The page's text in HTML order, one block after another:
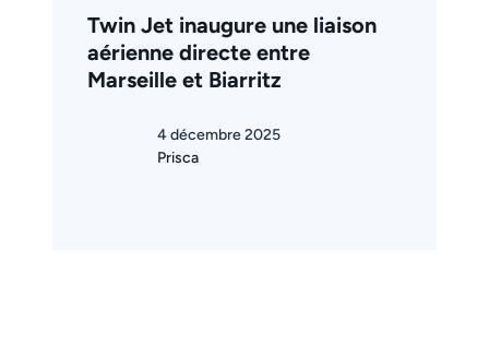
Twin Jet inaugure une liaison
aérienne directe entre
Marseille et Biarritz
4 décembre 2025
Prisca